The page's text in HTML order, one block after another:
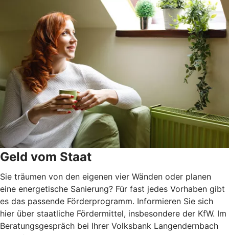
Geld vom Staat
Sie träumen von den eigenen vier Wänden oder planen
eine energetische Sanierung? Für fast jedes Vorhaben gibt
es das passende Förderprogramm. Informieren Sie sich
hier über staatliche Fördermittel, insbesondere der KfW. Im
Beratungsgespräch bei Ihrer Volksbank Langendernbach